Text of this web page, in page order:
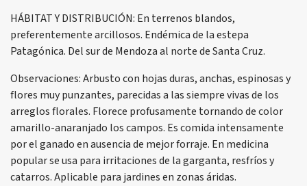
HÁBITAT Y DISTRIBUCIÓN: En terrenos blandos,
preferentemente arcillosos. Endémica de la estepa
Patagónica. Del sur de Mendoza al norte de Santa Cruz.
Observaciones: Arbusto con hojas duras, anchas, espinosas y
flores muy punzantes, parecidas a las siempre vivas de los
arreglos florales. Florece profusamente tornando de color
amarillo-anaranjado los campos. Es comida intensamente
por el ganado en ausencia de mejor forraje. En medicina
popular se usa para irritaciones de la garganta, resfríos y
catarros. Aplicable para jardines en zonas áridas.